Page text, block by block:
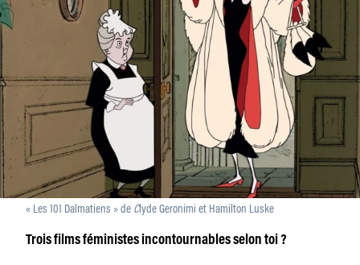
« Les 101 Dalmatiens » deClyde Geronimi et Hamilton Luske
Trois films féministes incontournables selon toi ?